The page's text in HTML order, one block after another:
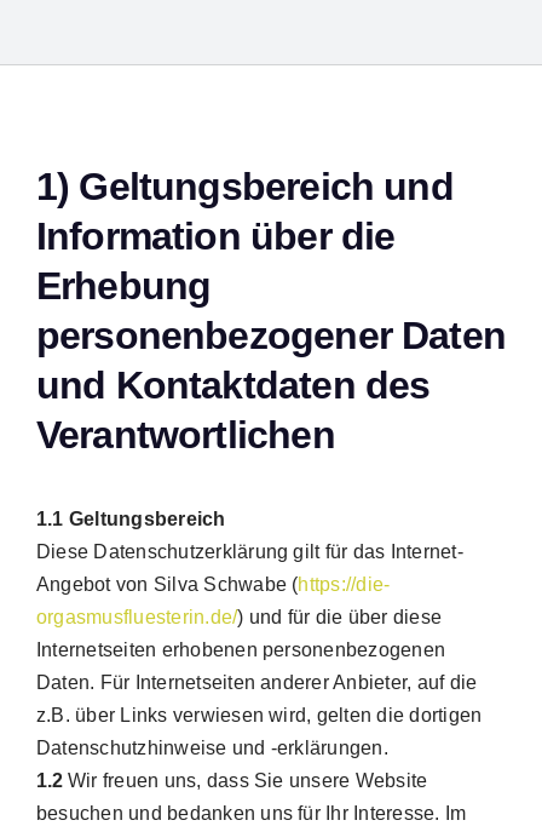
nach:
1) Geltungsbereich und
Information über die
Erhebung
personenbezogener Daten
und Kontaktdaten des
Verantwortlichen
1.1 Geltungsbereich
Diese Datenschutzerklärung gilt für das Internet-
Angebot von Silva Schwabe (https://die-
orgasmusfluesterin.de/) und für die über diese
Internetseiten erhobenen personenbezogenen
Daten. Für Internetseiten anderer Anbieter, auf die
z.B. über Links verwiesen wird, gelten die dortigen
Datenschutzhinweise und -erklärungen.
1.2 Wir freuen uns, dass Sie unsere Website
besuchen und bedanken uns für Ihr Interesse. Im